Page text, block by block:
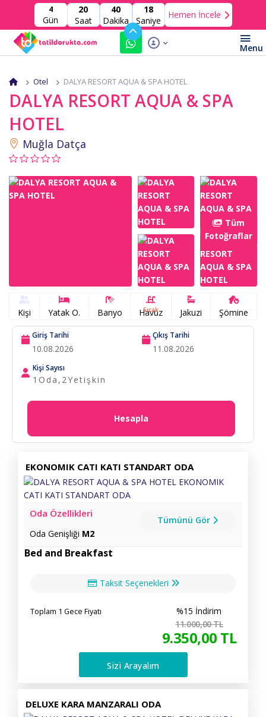
4
Gün
20
Saat
40
Dakika
18
Saniye
Hemen İncele
Otel DALYA RESORT AQUA & SPA HOTEL
DALYA RESORT AQUA & SPA
HOTEL
Muğla Datça
Tüm
Fotoğraflar
Kişi Yatak O. Banyo Sıcak
Havuz Jakuzi Şömine
Giriş Tarihi Çıkış Tarihi
Kişi Sayısı
1 Oda, 2Yetişkin
Hesapla
EKONOMIK CATI KATI STANDART ODA
Oda Özellikleri
Oda Genişliği M2
Tümünü Gör
Bed and Breakfast
Taksit Seçenekleri
Toplam 1 Gece Fiyatı
%15 İndirim
11.000,00TL
9.350,00 TL
Sizi Arayalım
DELUXE KARA MANZARALI ODA